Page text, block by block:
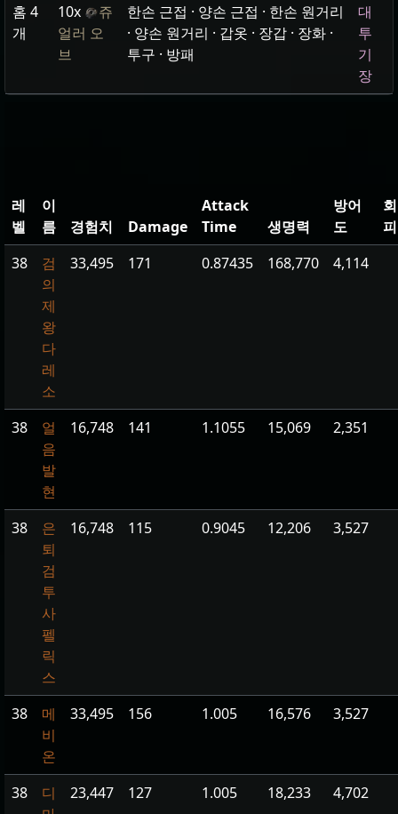
홈 4
개
10x
쥬
얼러 오
브
한손 근접 · 양손 근접 · 한손 원거리
· 양손 원거리 · 갑옷 · 장갑 · 장화 ·
투구 · 방패
대
투
기
장
레
벨
이
름
경험치 Damage
Attack
Time
생명력
방어
도
회
피
38
검
의
제
왕
다
레
소
33,495 171 0.87435 168,770 4,114
38
얼
음
발
현
16,748 141 1.1055 15,069 2,351
38
은
퇴
검
투
사
펠
릭
스
16,748 115 0.9045 12,206 3,527
38
메
비
온
33,495 156 1.005 16,576 3,527
38
디
23,447 127 1.005 18,233 4,702